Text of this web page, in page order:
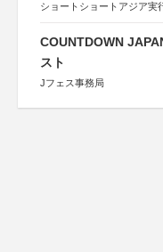
ショートショートアジア実
COUNTDOWN
スト
Jフェス事務局